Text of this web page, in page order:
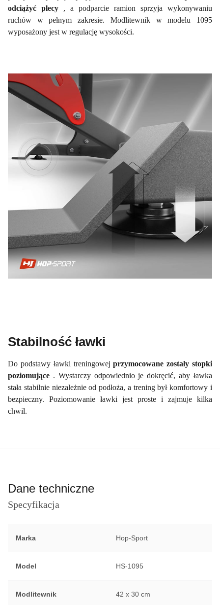
odciążyć plecy , a podparcie ramion sprzyja wykonywaniu
ruchów w pełnym zakresie. Modlitewnik w modelu 1095
wyposażony jest w regulację wysokości.
Stabilność ławki
Do podstawy ławki treningowejprzymocowane zostały stopki
poziomujące . Wystarczy odpowiednio je dokręcić, aby ławka
stała stabilnie niezależnie od podłoża, a trening był komfortowy i
bezpieczny. Poziomowanie ławki jest proste i zajmuje kilka
chwil.
Dane techniczne
Specyfikacja
Marka Hop-Sport
Model HS-1095
Modlitewnik 42 x 30 cm